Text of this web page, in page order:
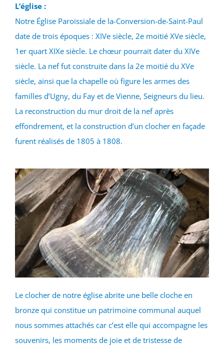
L’église :
Notre Église Paroissiale de la-Conversion-de-Saint-Paul
date de trois époques : XIVe siècle, 2e moitié XVe siècle,
1er quart XIXe siècle. Le chœur pourrait dater du XIVe
siècle. La nef fut construite dans la 2e moitié du XVe
siècle, ainsi que la chapelle où figure les armes des
familles d’Ugny, du Fay et de Vienne, Seigneurs du lieu.
La reconstruction du mur droit de la nef après
effondrement, et la construction d’un clocher en façade
furent réalisés de 1805 à 1808.
Le clocher de notre église abrite une belle cloche en
bronze qui constitue un patrimoine communal auquel
nous sommes attachés car c’est elle qui accompagne les
souvenirs, les moments de joie et de tristesse de